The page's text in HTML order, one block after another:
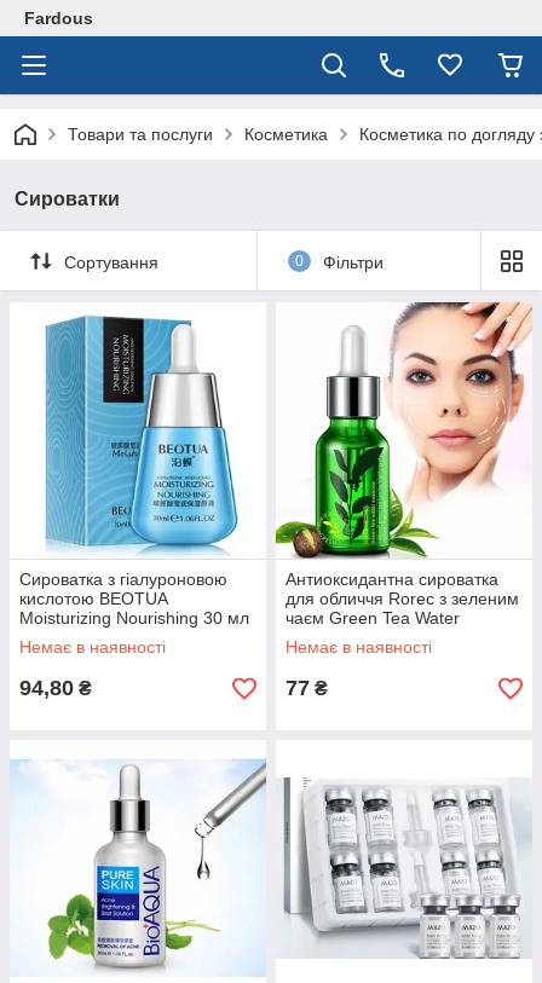
Fardous
Товари та послуги Косметика Косметика по догляду
Сироватки
Сортування 0 Фільтри
Сироватка з гіалуроновою
кислотою BEOTUA
Moisturizing Nourishing 30 мл
Немає в наявності
94,80 ₴
Антиоксидантна сироватка
для обличчя Rorec з зеленим
чаєм Green Tea Water
Essence, 15 мл
Немає в наявності
77 ₴